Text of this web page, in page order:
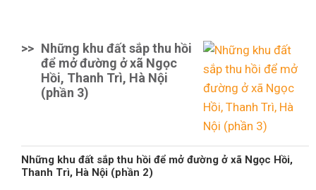
>> Những khu đất sắp thu hồi
để mở đường ở xã Ngọc
Hồi, Thanh Trì, Hà Nội
(phần 3)
Những khu đất sắp thu hồi để mở đường ở xã Ngọc Hồi,
Thanh Trì, Hà Nội (phần 2)